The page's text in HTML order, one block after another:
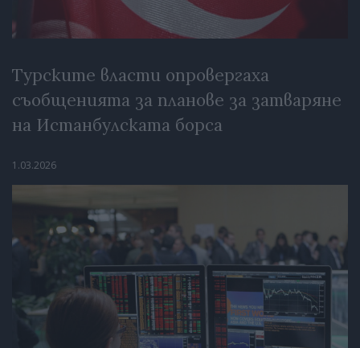
Турските власти опровергаха
съобщенията за планове за затваряне
на Истанбулската борса
1.03.2026